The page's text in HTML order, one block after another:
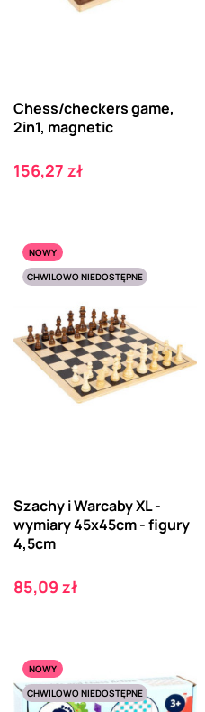
Chess/checkers game,
2in1, magnetic
Cena
156,27 zł
NOWY
CHWILOWO NIEDOSTĘPNE
Szachy i Warcaby XL -
wymiary 45x45cm - figury
4,5cm
Cena
85,09 zł
NOWY
CHWILOWO NIEDOSTĘPNE